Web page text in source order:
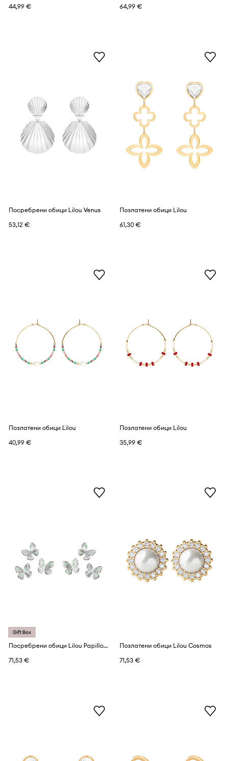
44,99 € 64,99 €
Посребрени обици Lilou Venus
53,12 €
Позлатени обици Lilou
61,30 €
Позлатени обици Lilou
40,99 €
Позлатени обици Lilou
35,99 €
Gift Box
Посребрени обици Lilou Papillon
71,53 €
Позлатени обици Lilou Cosmos
71,53 €